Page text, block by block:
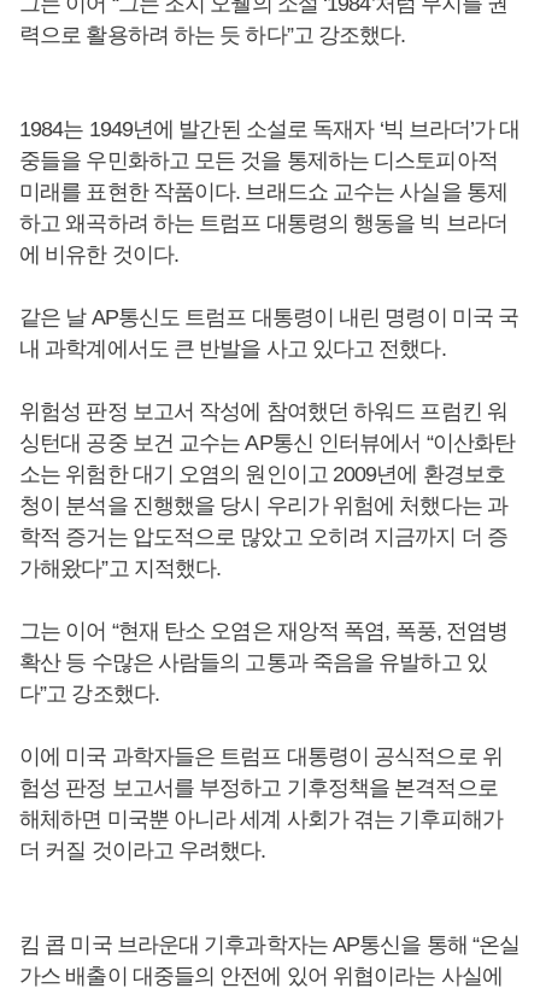
력으로 활용하려 하는 듯 하다”고 강조했다.
1984는 1949년에 발간된 소설로 독재자 ‘빅 브라더’가 대
중들을 우민화하고 모든 것을 통제하는 디스토피아적
미래를 표현한 작품이다. 브래드쇼 교수는 사실을 통제
하고 왜곡하려 하는 트럼프 대통령의 행동을 빅 브라더
에 비유한 것이다.
같은 날 AP통신도 트럼프 대통령이 내린 명령이 미국 국
내 과학계에서도 큰 반발을 사고 있다고 전했다.
위험성 판정 보고서 작성에 참여했던 하워드 프럼킨 워
싱턴대 공중 보건 교수는 AP통신 인터뷰에서 “이산화탄
소는 위험한 대기 오염의 원인이고 2009년에 환경보호
청이 분석을 진행했을 당시 우리가 위험에 처했다는 과
학적 증거는 압도적으로 많았고 오히려 지금까지 더 증
가해왔다”고 지적했다.
그는 이어 “현재 탄소 오염은 재앙적 폭염, 폭풍, 전염병
확산 등 수많은 사람들의 고통과 죽음을 유발하고 있
다”고 강조했다.
이에 미국 과학자들은 트럼프 대통령이 공식적으로 위
험성 판정 보고서를 부정하고 기후정책을 본격적으로
해체하면 미국뿐 아니라 세계 사회가 겪는 기후피해가
더 커질 것이라고 우려했다.
킴 콥 미국 브라운대 기후과학자는 AP통신을 통해 “온실
가스 배출이 대중들의 안전에 있어 위협이라는 사실에